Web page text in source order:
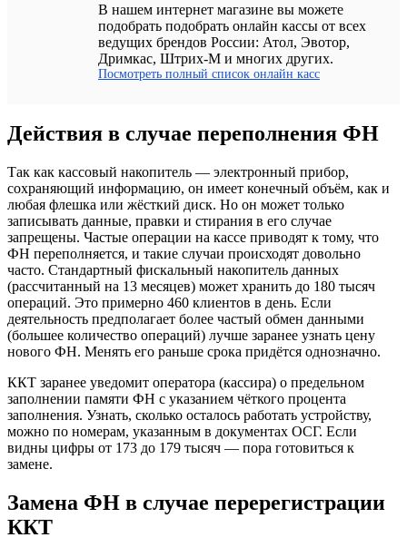
В нашем интернет магазине вы можете
подобрать подобрать онлайн кассы от всех
ведущих брендов России: Атол, Эвотор,
Дримкас, Штрих-М и многих других.
Посмотреть полный список онлайн касс
Действия в случае переполнения ФН
Так как кассовый накопитель — электронный прибор,
сохраняющий информацию, он имеет конечный объём, как и
любая флешка или жёсткий диск. Но он может только
записывать данные, правки и стирания в его случае
запрещены. Частые операции на кассе приводят к тому, что
ФН переполняется, и такие случаи происходят довольно
часто. Стандартный фискальный накопитель данных
(рассчитанный на 13 месяцев) может хранить до 180 тысяч
операций. Это примерно 460 клиентов в день. Если
деятельность предполагает более частый обмен данными
(большее количество операций) лучше заранее узнать цену
нового ФН. Менять его раньше срока придётся однозначно.
ККТ заранее уведомит оператора (кассира) о предельном
заполнении памяти ФН с указанием чёткого процента
заполнения. Узнать, сколько осталось работать устройству,
можно по номерам, указанным в документах ОСГ. Если
видны цифры от 173 до 179 тысяч — пора готовиться к
замене.
Замена ФН в случае перерегистрации
ККТ